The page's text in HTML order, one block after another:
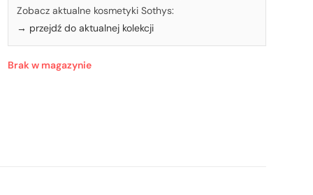
Zobacz aktualne kosmetyki Sothys:
→ przejdź do aktualnej kolekcji
Brak w magazynie